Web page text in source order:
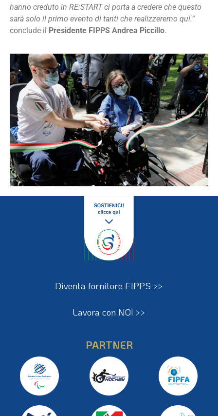
hanno creduto in RE:START ci porta a credere che questo
sarà solo il primo evento di tanti che realizzeremo qui.”
conclude il
Presidente FIPPS Andrea Piccillo.
Diventa fornitore FIPPS >>
Lavora con NOI >>
PARTNER